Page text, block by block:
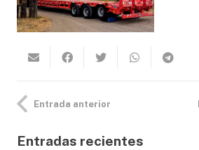
Entrada anterior
Entradas recientes